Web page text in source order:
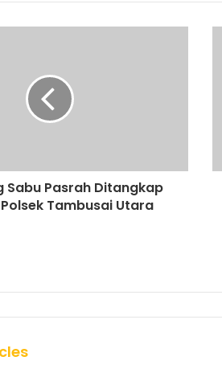
Sabu Pasrah Ditangkap
Tambusai Utara